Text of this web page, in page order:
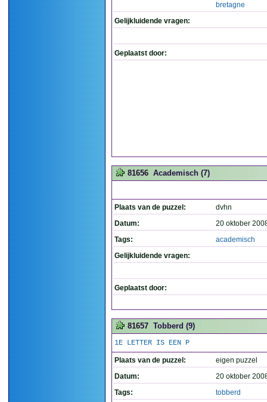
bretagne
Gelijkluidende vragen:
Geplaatst door:
81656 Academisch (7)
Plaats van de puzzel:
dvhn
Datum:
20 oktober
Tags:
academisch
Gelijkluidende vragen:
Geplaatst door:
81657 Tobberd (9)
1E LETTER IS EEN P
Plaats van de puzzel:
eigen puzzel
Datum:
20 oktober
Tags:
tobberd